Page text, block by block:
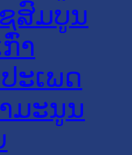
ສົມບູນ
າ
ະເພດ
ມະນູນ